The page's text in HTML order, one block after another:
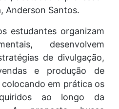
Anderson Santos.
estudantes organizam
desenvolvem
de divulgação,
e produção de
em prática os
ao longo da